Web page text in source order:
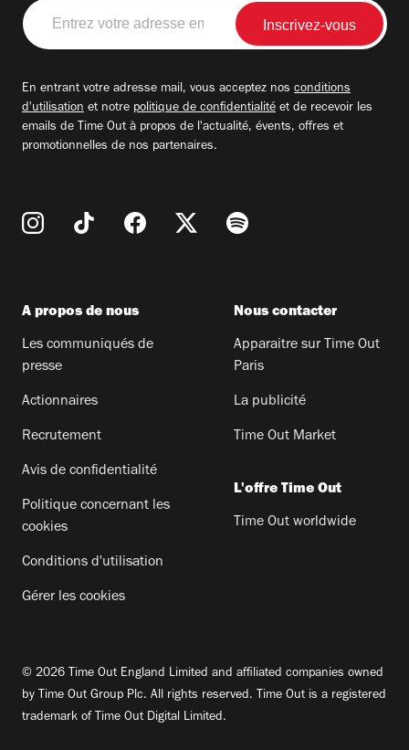
Entrez
votre
adresse
En entrant votre adresse mail, vous acceptez nos conditions
d'utilisation et notre politique de confidentialité et de recevoir les
emails de Time Out à propos de l'actualité, évents, offres et
promotionnelles de nos partenaires.
A propos de nous
Les communiqués de
presse
Actionnaires
Recrutement
Avis de confidentialité
Politique concernant les
cookies
Conditions d'utilisation
Gérer les cookies
Nous contacter
Apparaitre sur Time Out
Paris
La publicité
Time Out Market
L'offre Time Out
Time Out worldwide
© 2026 Time Out England Limited and affiliated companies owned
by Time Out Group Plc. All rights reserved. Time Out is a registered
trademark of Time Out Digital Limited.